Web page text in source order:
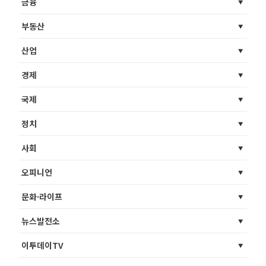
부동산
산업
경제
국제
정치
사회
오피니언
문화·라이프
뉴스발전소
이투데이TV